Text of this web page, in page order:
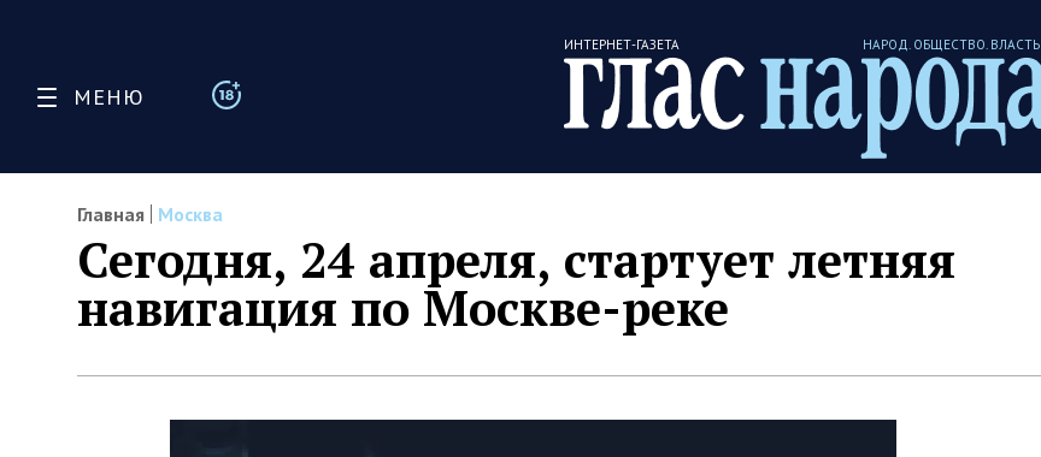
МЕНЮ
ИНТЕРНЕТ-ГАЗЕТА НАРОД. ОБЩЕСТВО. ВЛАСТЬ
Главная Москва
Сегодня, 24 апреля, стартует летняя
навигация по Москве-реке